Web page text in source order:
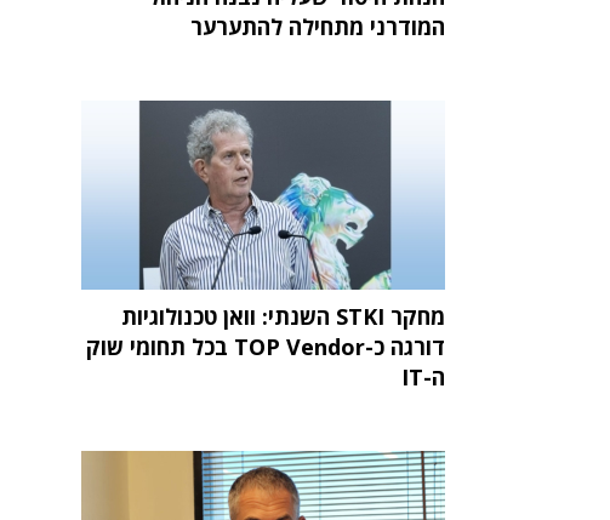
המודרני מתחילה להתערער
מחקר STKI השנתי: וואן טכנולוגיות
דורגה כ-TOP Vendor בכל תחומי שוק
ה-IT